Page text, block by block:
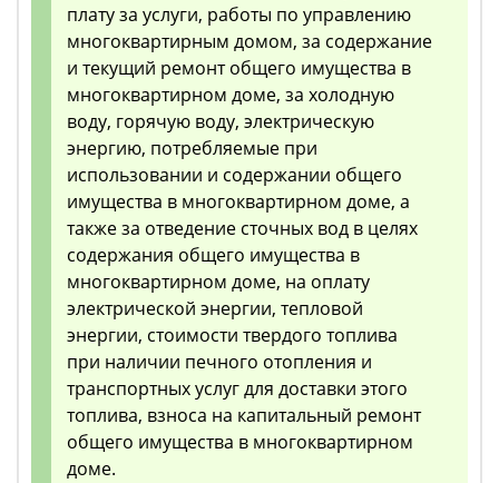
плату за услуги, работы по управлению
многоквартирным домом, за содержание
и текущий ремонт общего имущества в
многоквартирном доме, за холодную
воду, горячую воду, электрическую
энергию, потребляемые при
использовании и содержании общего
имущества в многоквартирном доме, а
также за отведение сточных вод в целях
содержания общего имущества в
многоквартирном доме, на оплату
электрической энергии, тепловой
энергии, стоимости твердого топлива
при наличии печного отопления и
транспортных услуг для доставки этого
топлива, взноса на капитальный ремонт
общего имущества в многоквартирном
доме.